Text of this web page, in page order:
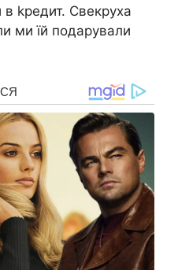
kредит. Свекруха
ми їй подарували